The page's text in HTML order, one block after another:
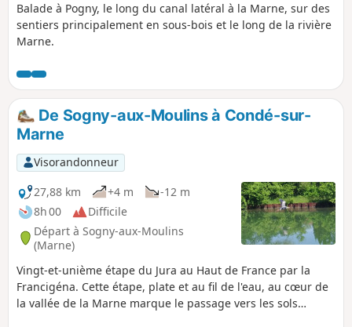
Balade à Pogny, le long du canal latéral à la Marne, sur des
sentiers principalement en sous-bois et le long de la rivière
Marne.
De Sogny-aux-Moulins à Condé-sur-
Marne
Visorandonneur
27,88 km
+4 m
-12 m
8h 00
Difficile
Départ à Sogny-aux-Moulins
(Marne)
Vingt-et-unième étape du Jura au Haut de France par la
Francigéna. Cette étape, plate et au fil de l'eau, au cœur de
la vallée de la Marne marque le passage vers les sols